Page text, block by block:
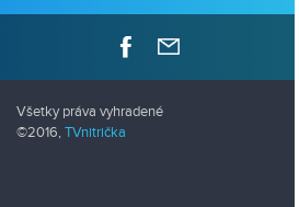
Všetky práva vyhradené
©2016, TVnitrička